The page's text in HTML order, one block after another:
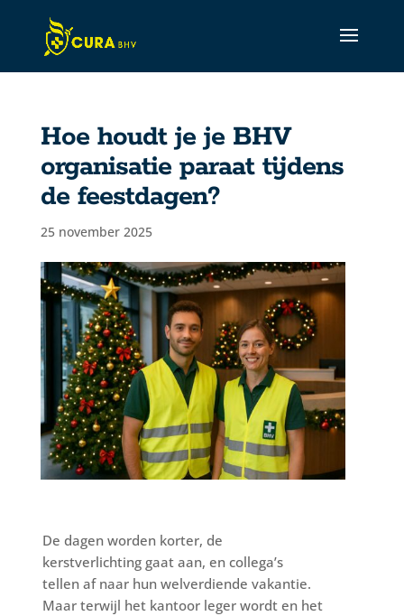
Hoe houdt je je BHV
organisatie paraat tijdens
de feestdagen?
25 november 2025
De dagen worden korter, de
kerstverlichting gaat aan, en collega’s
tellen af naar hun welverdiende vakantie.
Maar terwijl het kantoor leger wordt en het
CURA Assistant
Active